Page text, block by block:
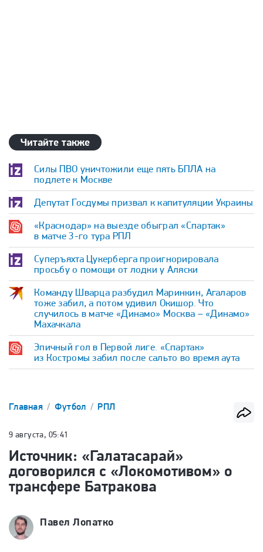
Читайте также
Силы ПВО уничтожили еще пять БПЛА на
подлете к Москве
Депутат Госдумы призвал к капитуляции Украины
«Краснодар» на выезде обыграл «Спартак»
в матче 3-го тура РПЛ
Суперъяхта Цукерберга проигнорировала
просьбу о помощи от лодки у Аляски
Команду Шварца разбудил Маринкин, Агаларов
тоже забил, а потом удивил Окишор. Что
случилось в матче «Динамо» Москва – «Динамо»
Махачкала
Эпичный гол в Первой лиге. «Спартак»
из Костромы забил после сальто во время аута
Главная Футбол РПЛ
9 августа, 05:41
Источник: «Галатасарай»
договорился с «Локомотивом» о
трансфере Батракова
Павел Лопатко